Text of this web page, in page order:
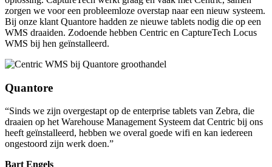
zorgen we voor een probleemloze overstap naar een nieuw systeem.
Bij onze klant Quantore hadden ze nieuwe tablets nodig die op een
WMS draaiden. Zodoende hebben Centric en CaptureTech Locus
WMS bij hen geïnstalleerd.
Quantore
“Sinds we zijn overgestapt op de enterprise tablets van Zebra, die
draaien op het Warehouse Management Systeem dat Centric bij ons
heeft geïnstalleerd, hebben we overal goede wifi en kan iedereen
ongestoord zijn werk doen.”
Bart Engels